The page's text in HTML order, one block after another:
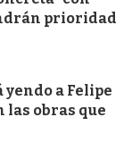
prioridad
a Felipe
las obras que